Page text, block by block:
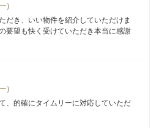
）
だき、いい物件を紹介していただけま
要望も快く受けていただき本当に感謝
）
、的確にタイムリーに対応していただ